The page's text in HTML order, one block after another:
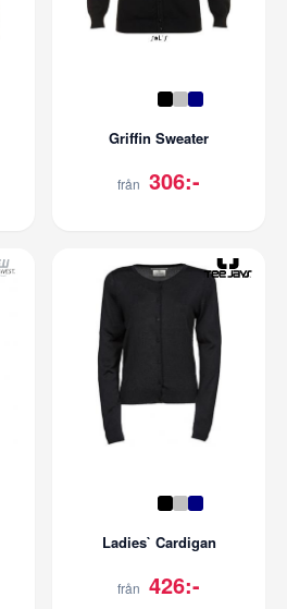
Griffin Sweater
från 306:-
Ladies` Cardigan
från 426:-